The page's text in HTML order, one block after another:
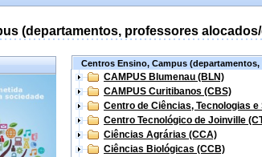
(departamentos, professores
Centros Ensino, Campus
CAMPUS Blumenau (BLN)
CAMPUS Curitibanos (CBS)
Centro de Ciências, Tecnologias e
Centro Tecnológico de Joinville
Ciências Agrárias (CCA)
Ciências Biológicas (CCB)